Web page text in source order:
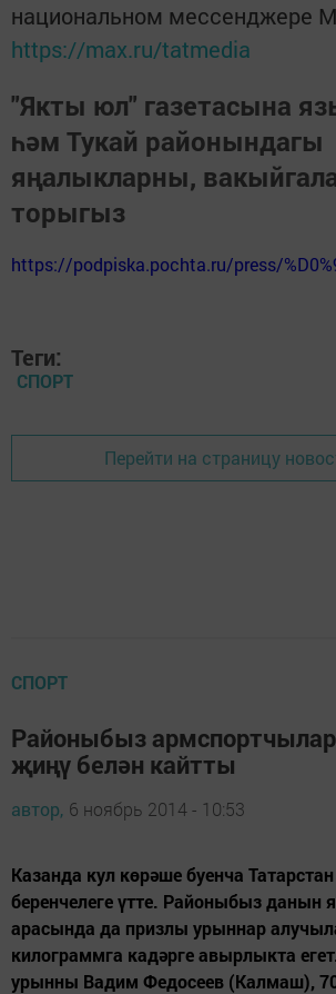
национальном мессенджере
https://max.ru/tatmedia
"Якты юл" газетасына
һәм Тукай районындагы
яңалыкларны,
торыгыз
https://podpiska.pochta.ru/press/
Теги:
СПОРТ
Перейти на страницу
СПОРТ
Районыбыз
җиңү белән кайтты
автор, 6 ноябрь 2014 - 10:53
Казанда кул көрәше буенча
беренчелеге үтте. Районыбыз данын
арасында да призлы урыннар
килограммга кадәрге авырлыкта
урынны Вадим Федосеев (Калмаш),